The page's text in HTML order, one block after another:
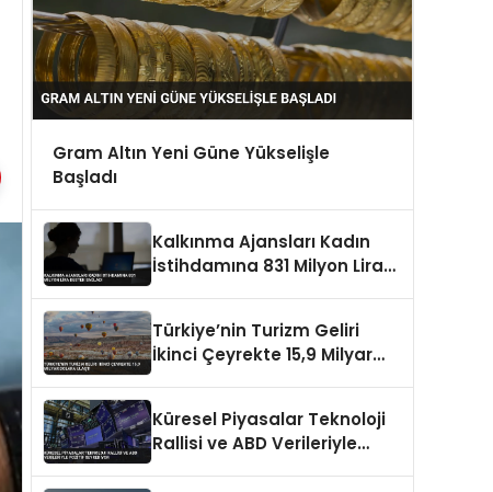
Gram Altın Yeni Güne Yükselişle
Başladı
Kalkınma Ajansları Kadın
İstihdamına 831 Milyon Lira
Türkiye’nin Turizm Geliri
İkinci Çeyrekte 15,9 Milyar
Küresel Piyasalar Teknoloji
Rallisi ve ABD Verileriyle